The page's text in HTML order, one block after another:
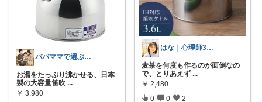
パパママで選ぶ時短キッチンと育児グッズ
お湯をたっぷり沸かせる、日本
製の大容量笛吹 ...
￥ 3,980
はな｜心理師3児ママ＊経由購入感謝♡
麦茶を何度も作るのが面倒なの
で、とりあえず ...
￥ 2,480
0 0 2